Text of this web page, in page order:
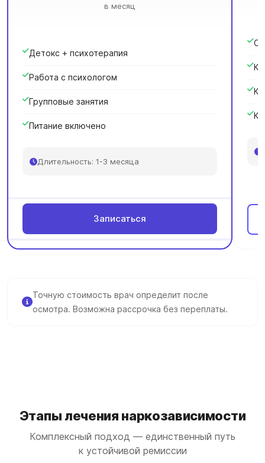
в месяц
Детокс + психотерапия
Работа с психологом
Групповые занятия
Питание включено
Длительность: 1-3 месяца
Записаться
Точную стоимость врач определит после
осмотра. Возможна рассрочка без переплаты.
Этапы лечения наркозависимости
Комплексный подход — единственный путь
к устойчивой ремиссии